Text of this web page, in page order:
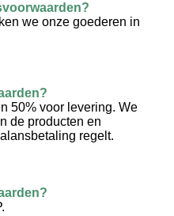
we onze goederen in
50% voor levering. We
de producten en
regelt.